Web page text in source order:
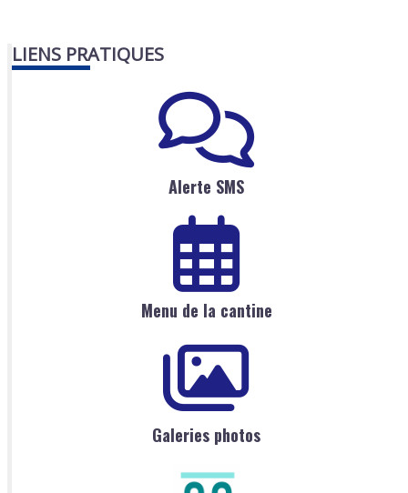
LIENS PRATIQUES
Alerte SMS
Menu de la cantine
Galeries photos